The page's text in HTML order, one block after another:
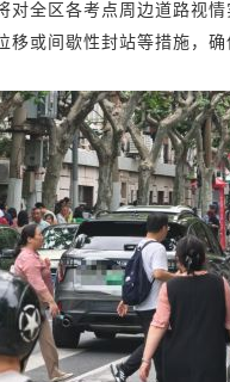
对全区各考点周边道路视
移或间歇性封站等措施，